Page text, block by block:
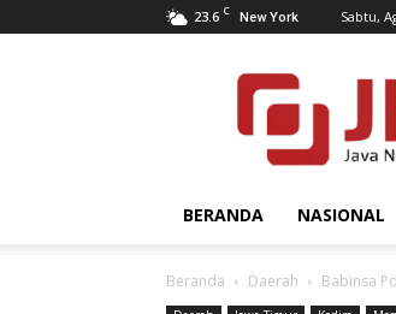
23.6 C New York Sabtu,
JNN.co.id
BERANDA NASIONAL
Beranda Daerah Babinsa